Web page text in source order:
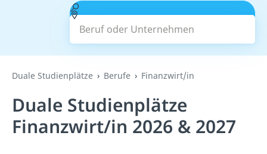
Beruf oder Unternehmen
Suchen
Duale Studienplätze Berufe Finanzwirt/in
Duale Studienplätze
Finanzwirt/in 2026 & 2027